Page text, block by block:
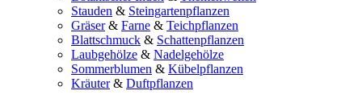
Stauden & Steingartenpflanzen
Gräser& Farne & Teichpflanzen
Blattschmuck & Schattenpflanzen
Laubgehölze & Nadelgehölze
Sommerblumen & Kübelpflanzen
Kräuter& Duftpflanzen